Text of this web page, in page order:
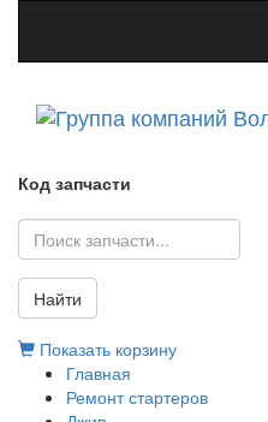
Код запчасти
Найти
Показать корзину
Главная
Ремонт стартеров